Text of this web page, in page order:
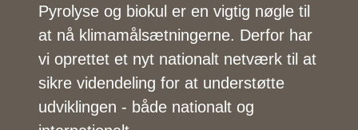
Pyrolyse og biokul er en vigtig nøgle til
at nå klimamålsætningerne. Derfor har
vi oprettet et nyt nationalt netværk til at
sikre videndeling for at understøtte
udviklingen - både nationalt og